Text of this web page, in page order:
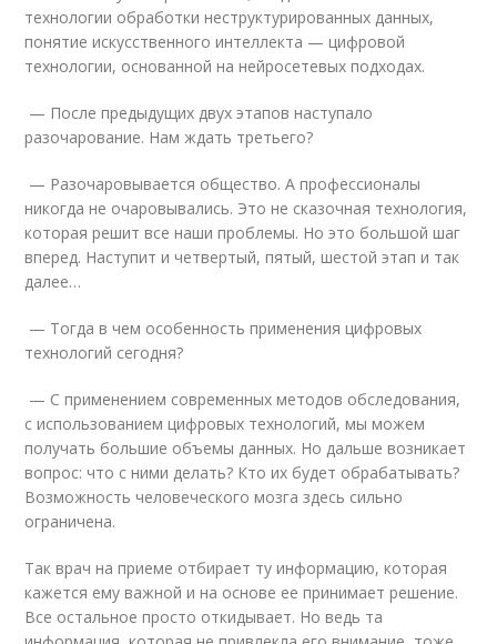
технологии обработки неструктурированных данных,
понятие искусственного интеллекта — цифровой
технологии, основанной на нейросетевых подходах.
— После предыдущих двух этапов наступало
разочарование. Нам ждать третьего?
— Разочаровывается общество. А профессионалы
никогда не очаровывались. Это не сказочная технология,
которая решит все наши проблемы. Но это большой шаг
вперед. Наступит и четвертый, пятый, шестой этап и так
далее…
— Тогда в чем особенность применения цифровых
технологий сегодня?
— С применением современных методов обследования,
с использованием цифровых технологий, мы можем
получать большие объемы данных. Но дальше возникает
вопрос: что с ними делать? Кто их будет обрабатывать?
Возможность человеческого мозга здесь сильно
ограничена.
Так врач на приеме отбирает ту информацию, которая
кажется ему важной и на основе ее принимает решение.
Все остальное просто откидывает. Но ведь та